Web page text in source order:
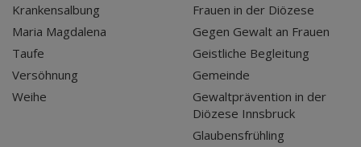
Krankensalbung
Maria Magdalena
Taufe
Versöhnung
Weihe
Frauen in der Diözese
Gegen Gewalt an Frauen
Geistliche Begleitung
Gemeinde
Gewaltprävention in der
Diözese Innsbruck
Glaubensfrühling